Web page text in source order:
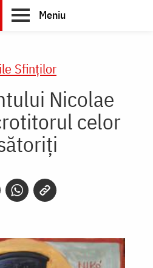
Meniu
Sfinţilor
Nicolae
celor